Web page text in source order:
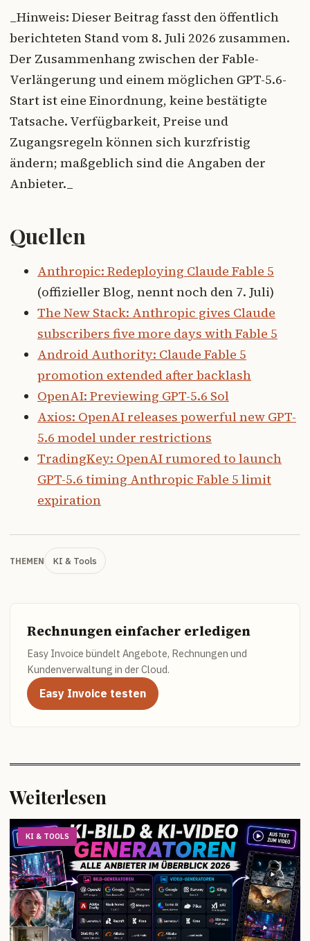
_Hinweis: Dieser Beitrag fasst den öffentlich
berichteten Stand vom 8. Juli 2026 zusammen.
Der Zusammenhang zwischen der Fable-
Verlängerung und einem möglichen GPT-5.6-
Start ist eine Einordnung, keine bestätigte
Tatsache. Verfügbarkeit, Preise und
Zugangsregeln können sich kurzfristig
ändern; maßgeblich sind die Angaben der
Anbieter._
Quellen
Anthropic: Redeploying Claude Fable 5
(offizieller Blog, nennt noch den 7. Juli)
The New Stack: Anthropic gives Claude
subscribers five more days with Fable 5
Android Authority: Claude Fable 5
promotion extended after backlash
OpenAI: Previewing GPT-5.6 Sol
Axios: OpenAI releases powerful new GPT-
5.6 model under restrictions
TradingKey: OpenAI rumored to launch
GPT-5.6 timing Anthropic Fable 5 limit
expiration
THEMEN KI & Tools
Rechnungen einfacher erledigen
Easy Invoice bündelt Angebote, Rechnungen und
Kundenverwaltung in der Cloud.
Easy Invoice testen
Weiterlesen
KI & TOOLS